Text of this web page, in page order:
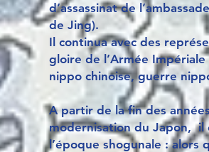
d’assassinat de
de Jing).
Il continua avec des
gloire de l’Armée
nippo chinoise, guerre
A partir de la fin des
modernisation du Japon, il
l’époque shogunale : alors